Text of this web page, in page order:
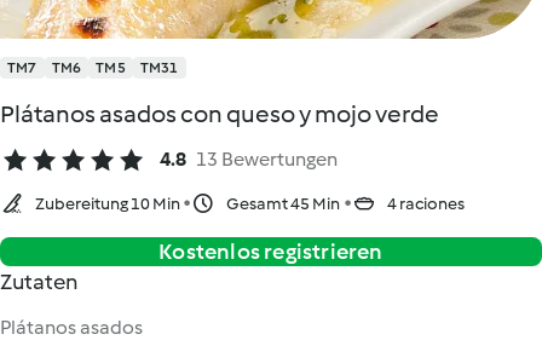
TM7 TM6 TM5 TM31
Plátanos asados con queso y mojo verde
4.8 13 Bewertungen
Zubereitung 10 Min Gesamt 45 Min 4 raciones
Kostenlos registrieren
Zutaten
Plátanos asados